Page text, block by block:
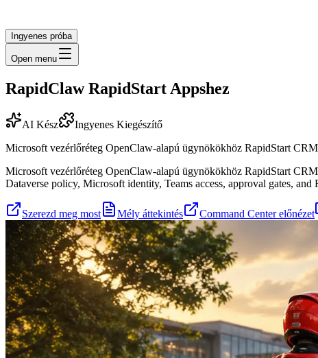
Ingyenes próba
Open menu
RapidClaw RapidStart Appshez
AI Kész
Ingyenes Kiegészítő
Microsoft vezérlőréteg OpenClaw-alapú ügynökökhöz RapidStart
Microsoft vezérlőréteg OpenClaw-alapú ügynökökhöz RapidStart
Dataverse policy, Microsoft identity, Teams access, approval gates,
Szerezd meg most Mély áttekintés Command Center előnézet